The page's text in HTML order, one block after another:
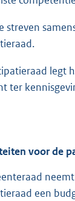
streven
legt
ter
voor de
een